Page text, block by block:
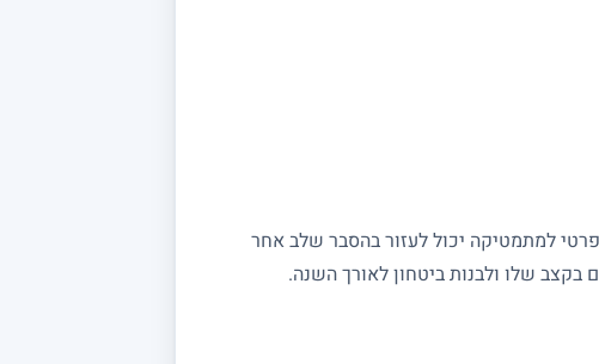
למתמטיקה יכול לעזור בהסבר שלב אחר
שלו ולבנות ביטחון לאורך השנה.